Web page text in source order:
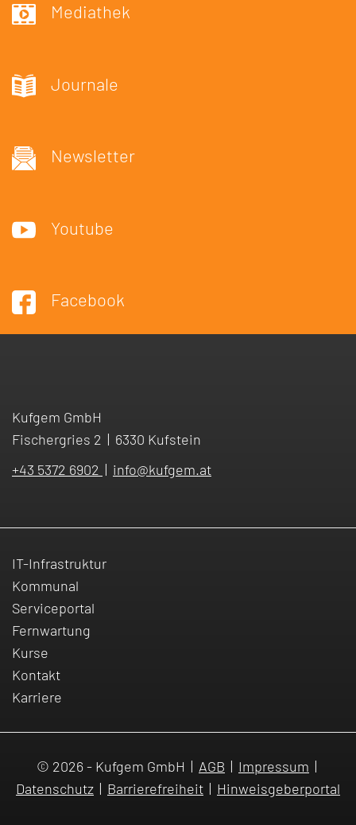
Mediathek
Journale
Newsletter
Youtube
Facebook
Kufgem GmbH
Fischergries 2 | 6330 Kufstein
+43 5372 6902 | info@kufgem.at
IT-Infrastruktur
Kommunal
Serviceportal
Fernwartung
Kurse
Kontakt
Karriere
© 2026 - Kufgem GmbH | AGB | Impressum |
Datenschutz | Barrierefreiheit | Hinweisgeberportal